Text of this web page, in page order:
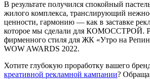
В результате получился спокойный
жилого комплекса, транслирующий
ценности, гармонию — как в заставке
которое мы сделали для КОМОССТРОЙ.
фирменного стиля для ЖК «Утро на
WOW AWARDS 2022.
Хотите глубокую проработку вашего
креативной рекламной кампании?